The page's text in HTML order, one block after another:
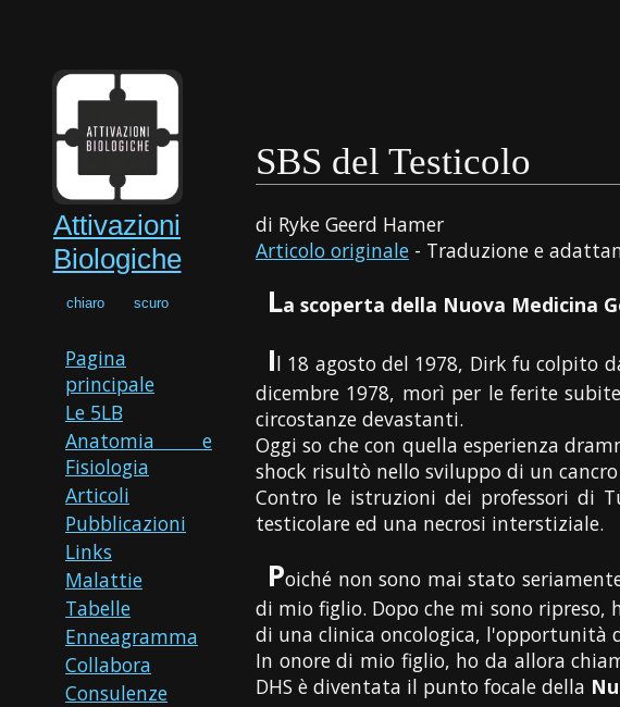
Attivazioni
Biologiche
chiaro scuro
Pagina
principale
Le 5LB
Anatomia e
Fisiologia
Articoli
Pubblicazioni
Links
Malattie
Tabelle
Enneagramma
Collabora
Consulenze
SBS del Testicolo
di Ryke Geerd Hamer
Articolo originale - Traduzione e
La scoperta della Nuova Medicina
Il 18 agosto del 1978, Dirk fu colpito
dicembre 1978, morì per le ferite
circostanze devastanti.
Oggi so che con quella esperienza
shock risultò nello sviluppo di un
Contro le istruzioni dei professori di
testicolare ed una necrosi interstiziale.
Poiché non sono mai stato
di mio figlio. Dopo che mi sono ripreso,
di una clinica oncologica, l'opportunità
In onore di mio figlio, ho da allora
DHS è diventata il punto focale della